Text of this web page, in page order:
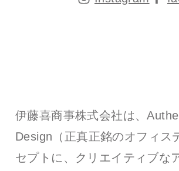
伊藤喜商事株式会社は、
Design（正真正銘のオフィス
セプトに、クリエイティブな